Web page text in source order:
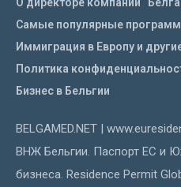
О директоре компании
Самые популярные
Иммиграция в Европу и
Политика
Бизнес в Бельгии
BELGAMED.NET |
ВНЖ Бельгии. Паспорт ЕС и
бизнеса. Residence Permit